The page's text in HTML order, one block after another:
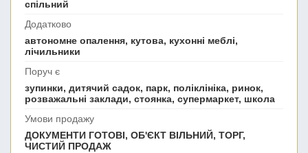
спільний
Додатково
автономне опалення, кутова, кухонні меблі,
лічильники
Поруч є
зупинки, дитячий садок, парк, поліклініка, ринок,
розважальні заклади, стоянка, супермаркет, школа
Умови продажу
ДОКУМЕНТИ ГОТОВІ, ОБ'ЄКТ ВІЛЬНИЙ, ТОРГ,
ЧИСТИЙ ПРОДАЖ